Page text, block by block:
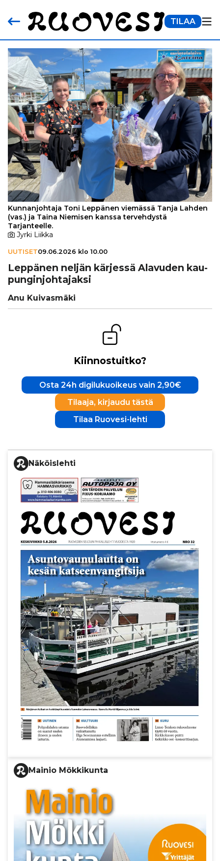
TILAA
Kunnanjohtaja Toni Leppänen viemässä Tanja Lahden
(vas.) ja Taina Niemisen kanssa tervehdystä
Tarjanteelle.
Jyrki Liikka
UUTISET09.06.2026 klo 10.00
Leppänen neljän kärjessä Alavuden kau­
pun­gin­joh­ta­jaksi
Anu Kuivasmäki
Kiinnostuitko?
Osta 24h digilukuoikeus vain 2,90€
Tilaaja, kirjaudu tästä
Tilaa Ruovesi-lehti
Näköislehti
Mainio Mökkikunta